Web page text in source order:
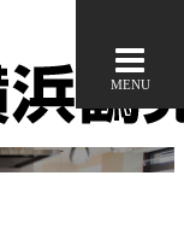
MENU